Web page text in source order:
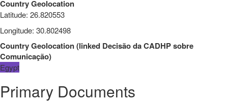
Country Geolocation
Latitude: 26.820553
Longitude: 30.802498
Country Geolocation(linked Decisão da CADHP sobre
Comunicação)
Egypt
Primary Documents